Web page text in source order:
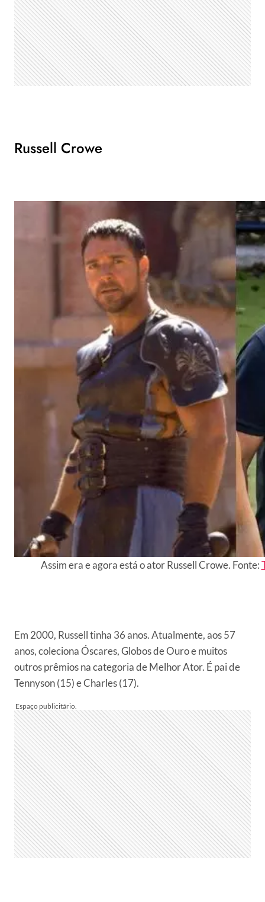
Russell Crowe
Assim era e agora está o ator Russell Crowe. Fonte:
Em 2000, Russell tinha 36 anos. Atualmente, aos 57
anos, coleciona Óscares, Globos de Ouro e muitos
outros prêmios na categoria de Melhor Ator. É pai de
Tennyson (15) e Charles (17).